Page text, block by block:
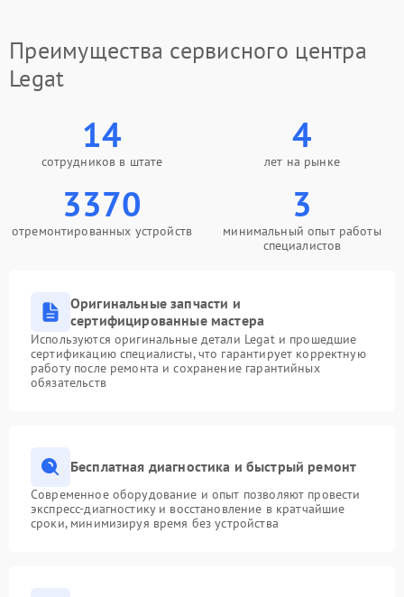
Преимущества сервисного центра
Legat
14
сотрудников в штате
4
лет на рынке
3370
отремонтированных устройств
3
минимальный опыт работы
специалистов
Оригинальные запчасти и
сертифицированные мастера
Используются оригинальные детали Legat и прошедшие
сертификацию специалисты, что гарантирует корректную
работу после ремонта и сохранение гарантийных
обязательств
Бесплатная диагностика и быстрый ремонт
Современное оборудование и опыт позволяют провести
экспресс-диагностику и восстановление в кратчайшие
сроки, минимизируя время без устройства